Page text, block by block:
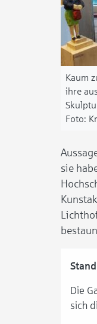
Kaum
ihre
sie
Die
sich